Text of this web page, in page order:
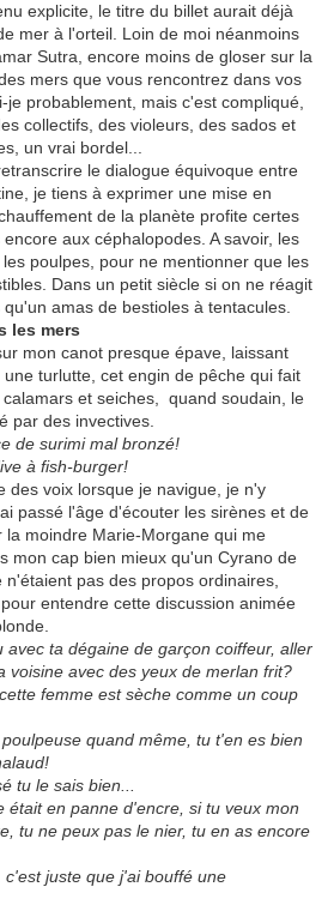
explicite, le titre du billet aurait déjà
mer à l'orteil. Loin de moi néanmoins
Sutra, encore moins de gloser sur la
mers que vous rencontrez dans vos
probablement, mais c'est compliqué,
collectifs, des violeurs, des sados et
un vrai bordel...
le dialogue équivoque entre
je tiens à exprimer une mise en
de la planète profite certes
aux céphalopodes. A savoir, les
poulpes, pour ne mentionner que les
Dans un petit siècle si on ne réagit
amas de bestioles à tentacules.
les mers
mon canot presque épave, laissant
turlutte, cet engin de pêche qui fait
et seiches, quand soudain, le
par des invectives.
de surimi mal bronzé!
à fish-burger!
des voix lorsque je navigue, je n'y
passé l'âge d'écouter les sirènes et de
moindre Marie-Morgane qui me
mon cap bien mieux qu'un Cyrano de
pas des propos ordinaires,
entendre cette discussion animée
avec ta dégaine de garçon coiffeur, aller
voisine avec des yeux de merlan frit?
femme est sèche comme un coup
quand même, tu t'en es bien
tu le sais bien...
était en panne d'encre, si tu veux mon
tu ne peux pas le nier, tu en as encore
juste que j'ai bouffé une